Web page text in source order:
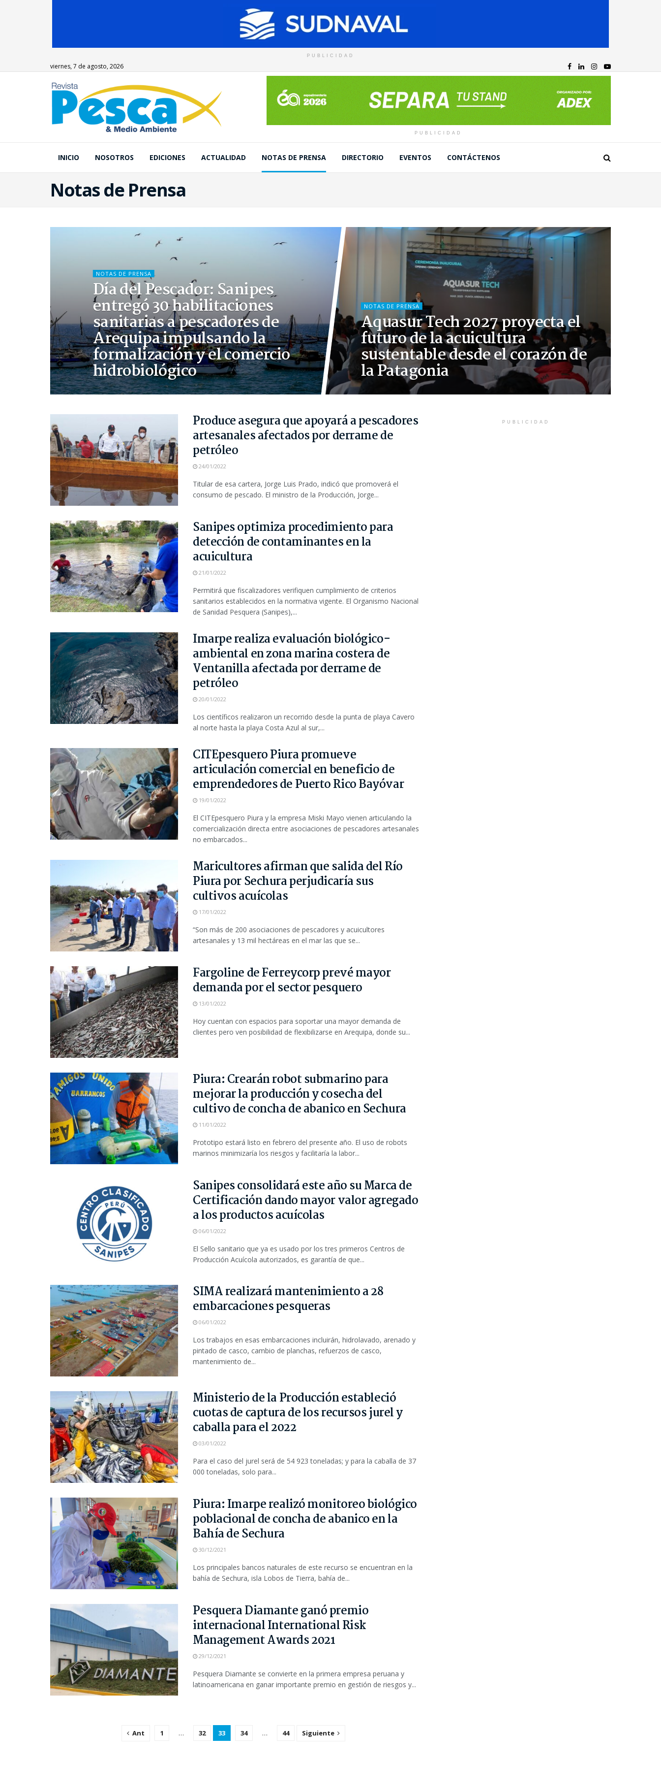
PUBLICIDAD
viernes, 7 de agosto, 2026
PUBLICIDAD
INICIO NOSOTROS EDICIONES ACTUALIDAD NOTAS DE PRENSA DIRECTORIO EVENTOS CONTÁCTENOS
Notas de Prensa
NOTAS DE PRENSA
Día del Pescador: Sanipes
entregó 30 habilitaciones
sanitarias a pescadores de
Arequipa impulsando la
formalización y el comercio
hidrobiológico
NOTAS DE PRENSA
Aquasur Tech 2027 proyecta el
futuro de la acuicultura
sustentable desde el corazón de
la Patagonia
Produce asegura que apoyará a pescadores
artesanales afectados por derrame de
petróleo
24/01/2022
Titular de esa cartera, Jorge Luis Prado, indicó que promoverá el
consumo de pescado. El ministro de la Producción, Jorge...
Sanipes optimiza procedimiento para
detección de contaminantes en la
acuicultura
21/01/2022
Permitirá que fiscalizadores verifiquen cumplimiento de criterios
sanitarios establecidos en la normativa vigente. El Organismo Nacional
de Sanidad Pesquera (Sanipes),...
Imarpe realiza evaluación biológico-
ambiental en zona marina costera de
Ventanilla afectada por derrame de
petróleo
20/01/2022
Los científicos realizaron un recorrido desde la punta de playa Cavero
al norte hasta la playa Costa Azul al sur,...
CITEpesquero Piura promueve
articulación comercial en beneficio de
emprendedores de Puerto Rico Bayóvar
19/01/2022
El CITEpesquero Piura y la empresa Miski Mayo vienen articulando la
comercialización directa entre asociaciones de pescadores artesanales
no embarcados...
Maricultores afirman que salida del Río
Piura por Sechura perjudicaría sus
cultivos acuícolas
17/01/2022
“Son más de 200 asociaciones de pescadores y acuicultores
artesanales y 13 mil hectáreas en el mar las que se...
Fargoline de Ferreycorp prevé mayor
demanda por el sector pesquero
13/01/2022
Hoy cuentan con espacios para soportar una mayor demanda de
clientes pero ven posibilidad de flexibilizarse en Arequipa, donde su...
Piura: Crearán robot submarino para
mejorar la producción y cosecha del
cultivo de concha de abanico en Sechura
11/01/2022
Prototipo estará listo en febrero del presente año. El uso de robots
marinos minimizaría los riesgos y facilitaría la labor...
Sanipes consolidará este año su Marca de
Certificación dando mayor valor agregado
a los productos acuícolas
06/01/2022
El Sello sanitario que ya es usado por los tres primeros Centros de
Producción Acuícola autorizados, es garantía de que...
SIMA realizará mantenimiento a 28
embarcaciones pesqueras
06/01/2022
Los trabajos en esas embarcaciones incluirán, hidrolavado, arenado y
pintado de casco, cambio de planchas, refuerzos de casco,
mantenimiento de...
Ministerio de la Producción estableció
cuotas de captura de los recursos jurel y
caballa para el 2022
03/01/2022
Para el caso del jurel será de 54 923 toneladas; y para la caballa de 37
000 toneladas, solo para...
Piura: Imarpe realizó monitoreo biológico
poblacional de concha de abanico en la
Bahía de Sechura
30/12/2021
Los principales bancos naturales de este recurso se encuentran en la
bahía de Sechura, isla Lobos de Tierra, bahía de...
Pesquera Diamante ganó premio
internacional International Risk
Management Awards 2021
29/12/2021
Pesquera Diamante se convierte en la primera empresa peruana y
latinoamericana en ganar importante premio en gestión de riesgos y...
Ant 1 … 32 33 34 … 44 Siguiente
PUBLICIDAD